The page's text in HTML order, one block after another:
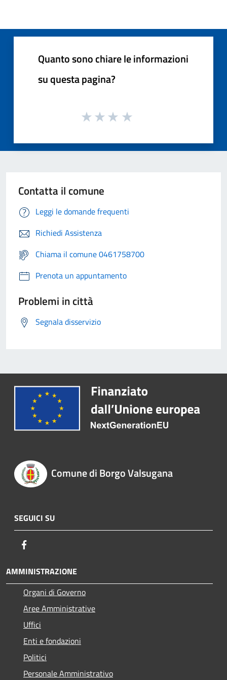
Quanto sono chiare le informazioni
su questa pagina?
Contatta il comune
Leggi le domande frequenti
Richiedi Assistenza
Chiama il comune 0461758700
Prenota un appuntamento
Problemi in città
Segnala disservizio
Comune di Borgo Valsugana
SEGUICI SU
AMMINISTRAZIONE
Organi di Governo
Aree Amministrative
Uffici
Enti e fondazioni
Politici
Personale Amministrativo